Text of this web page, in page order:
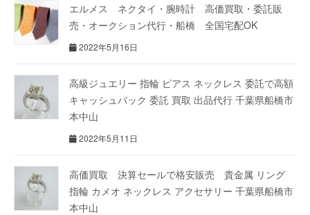
エルメス ネクタイ・腕時計 高価買取・委託販
売・オークション代行・船橋 全国宅配OK
2022年5月16日
高級ジュエリー 指輪 ピアス ネックレス 委託で高額
キャッシュバック 委託 買取 出品代行 千葉県船橋市
本中山
2022年5月11日
高価買取 決算セールで格安販売 貴金属 リング
指輪 カメオ ネックレス アクセサリー 千葉県船橋市
本中山